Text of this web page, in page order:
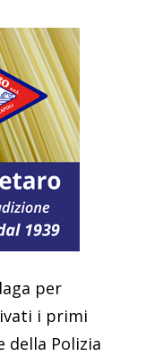
per
i primi
della Polizia